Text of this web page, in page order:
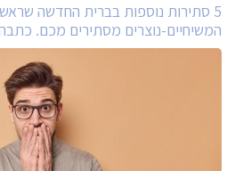
5 סתירות נוספות בברית החדשה
המשיחיים-נוצרים מסתירים מכם.